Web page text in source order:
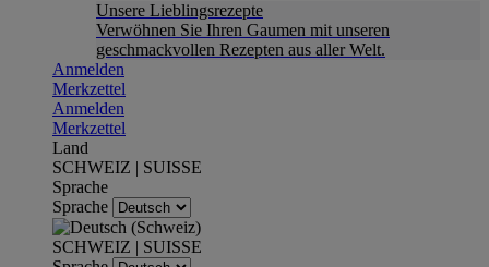
Unsere Lieblingsrezepte
Verwöhnen Sie Ihren Gaumen mit unseren
geschmackvollen Rezepten aus aller Welt.
Anmelden
Merkzettel
Anmelden
Merkzettel
Land
SCHWEIZ | SUISSE
Sprache
Sprache
SCHWEIZ | SUISSE